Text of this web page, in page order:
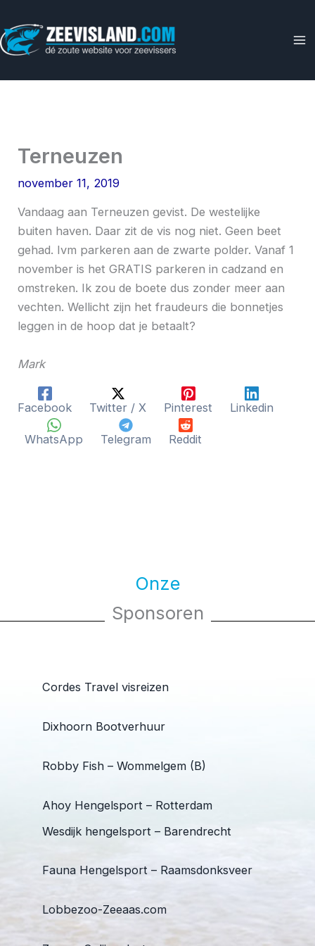
naar
de
Terneuzen
november 11, 2019
Vandaag aan Terneuzen gevist. De westelijke
buiten haven. Daar zit de vis nog niet. Geen beet
gehad. Ivm parkeren aan de zwarte polder. Vanaf 1
november is het GRATIS parkeren in cadzand en
omstreken. Ik zou de boete dus zonder meer aan
vechten. Wellicht zijn het fraudeurs die bonnetjes
leggen in de hoop dat je betaalt?
Mark
Facebook Twitter / X Pinterest Linkedin
WhatsApp Telegram Reddit
Onze
Sponsoren
Cordes Travel visreizen
Dixhoorn Bootverhuur
Robby Fish – Wommelgem (B)
Ahoy Hengelsport – Rotterdam
Wesdijk hengelsport – Barendrecht
Fauna Hengelsport – Raamsdonksveer
Lobbezoo-Zeeaas.com